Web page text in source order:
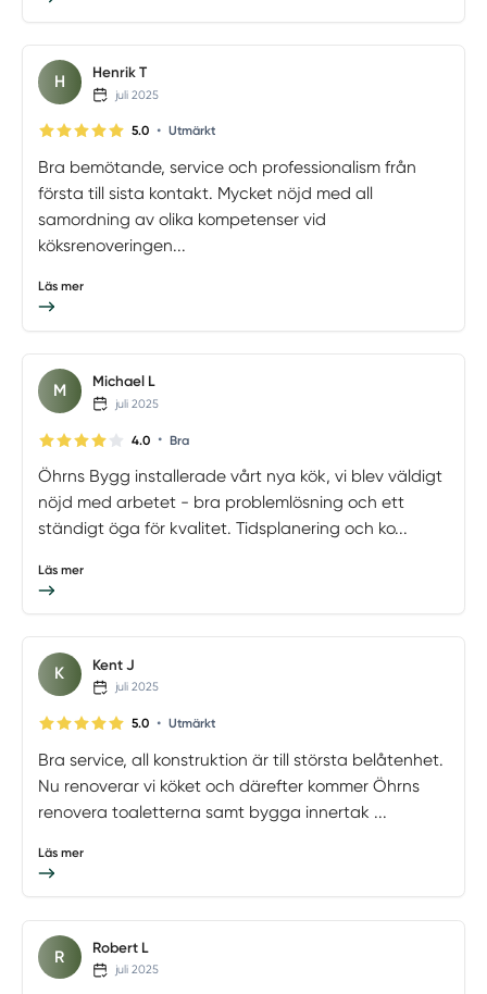
H Henrik T
juli 2025
5.0 • Utmärkt
Bra bemötande, service och professionalism från
första till sista kontakt. Mycket nöjd med all
samordning av olika kompetenser vid
köksrenoveringen...
Läs mer
M Michael L
juli 2025
4.0 • Bra
Öhrns Bygg installerade vårt nya kök, vi blev väldigt
nöjd med arbetet - bra problemlösning och ett
ständigt öga för kvalitet. Tidsplanering och ko...
Läs mer
K Kent J
juli 2025
5.0 • Utmärkt
Bra service, all konstruktion är till största belåtenhet.
Nu renoverar vi köket och därefter kommer Öhrns
renovera toaletterna samt bygga innertak ...
Läs mer
R Robert L
juli 2025